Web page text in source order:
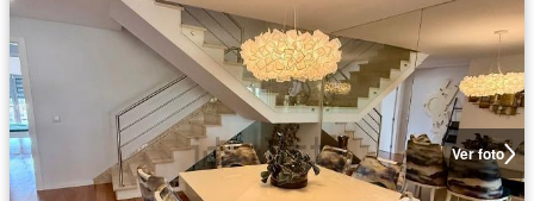
Ver foto